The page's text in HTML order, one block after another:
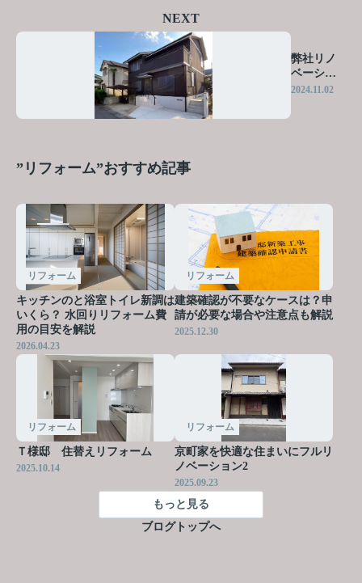
NEXT
弊社リノ
ベーショ
ン ③
2024.11.02
”リフォーム”おすすめ記事
リフォーム
キッチンのと浴室トイレ新調は
いくら？ 水回りリフォーム費
用の目安を解説
2026.04.23
リフォーム
建築確認が不要なケースは？申
請が必要な場合や注意点も解説
2025.12.30
リフォーム
Ｔ様邸 住替えリフォーム
2025.10.14
リフォーム
京町家を快適な住まいにフルリ
ノベーション2
2025.09.23
もっと見る
ブログトップへ